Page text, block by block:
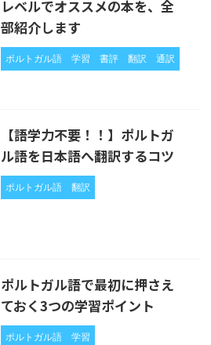
レベルでオススメの本を、全
部紹介します
ポルトガル語 学習 書評 翻訳 通訳
【語学力不要！！】ポルトガ
ル語を日本語へ翻訳するコツ
ポルトガル語 翻訳
ポルトガル語で最初に押さえ
ておく3つの学習ポイント
ポルトガル語 学習